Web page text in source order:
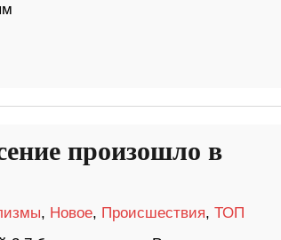
произошло в
, Новое, Происшествия, ТОП